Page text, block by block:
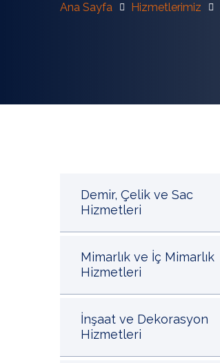
Ana Sayfa Hizmetlerimiz
Demir, Çelik ve Sac
Hizmetleri
Mimarlık ve İç Mimarlık
Hizmetleri
İnşaat ve Dekorasyon
Hizmetleri